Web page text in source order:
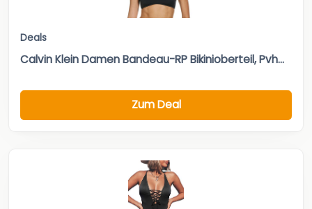
Deals
Calvin Klein Damen Bandeau-RP Bikinioberteil, Pvh...
Zum Deal